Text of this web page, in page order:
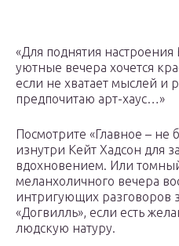
«Для поднятия
уютные вечера хочется
если не хватает мыслей и
предпочитаю арт-хаус…»
Посмотрите «Главное – не
изнутри Кейт Хадсон для
вдохновением. Или
меланхоличного вечера
интригующих разговоров
«Догвилль», если есть
людскую натуру.